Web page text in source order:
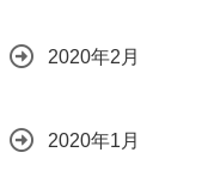
2020年2月
2020年1月